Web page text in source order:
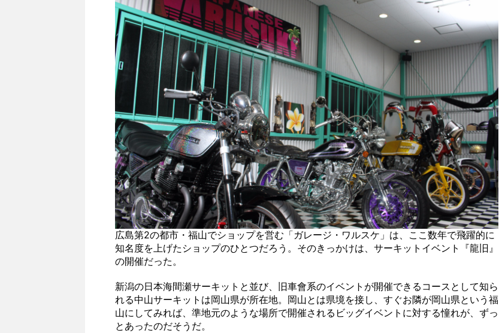
広島第2の都市・福山でショップを営む「ガレージ・ワルスケ」は、ここ数年で飛躍的に
知名度を上げたショップのひとつだろう。そのきっかけは、サーキットイベント『龍旧』
の開催だった。
新潟の日本海間瀬サーキットと並び、旧車會系のイベントが開催できるコースとして知ら
れる中山サーキットは岡山県が所在地。岡山とは県境を接し、すぐお隣が岡山県という福
山にしてみれば、準地元のような場所で開催されるビッグイベントに対する憧れが、ずっ
とあったのだそうだ。